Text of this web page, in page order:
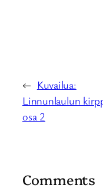
← Kuvailua:
Linnunlaulun
osa 2
Comments